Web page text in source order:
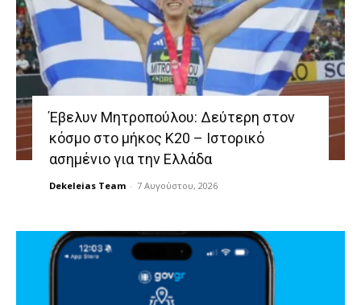
Έβελυν Μητροπούλου: Δεύτερη στον
κόσμο στο μήκος Κ20 – Ιστορικό
ασημένιο για την Ελλάδα
Dekeleias Team - 7 Αυγούστου, 2026